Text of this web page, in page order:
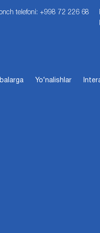
telefoni: +998 72 226 68
Yo‘nalishlar